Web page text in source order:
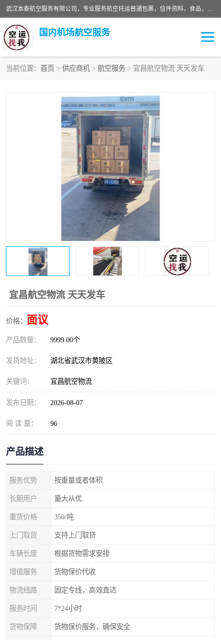
武汉本泰航空服务有限公司，专业服务航空托运普通包裹，信件资料，食品，服装，快消品等运输的专线空运，完善的网络服务确保为客户提供准确、*、安全的“门对门”服务，本着“诚信为本、精诚合作”的服务宗旨.“以安全运输为保障，以运价合理要求市场”的经营理念。武汉机场货运、武汉航空物流、武汉空运、武汉天河国际机场东方、南方、国际航空、机场空运业务覆盖国内二三线机场城市，如：武汉-敦煌、武汉-柳州等
国内机场航空服务
当前位置： 首页 > 供应商机 > 航空服务 > 宜昌航空物流 天天发车
宜昌航空物流 天天发车
价格： 面议
产品数量： 9999.00个
发货地址： 湖北省武汉市黄陂区
关键词： 宜昌航空物流
发布日期： 2026-08-07
阅 读 量： 96
产品描述
服务优势 按重量或者体积
长期用户 量大从优
重货价格 350/吨
上门取货 支持上门取贷
车辆长度 根据货物需求安排
增值服务 货物保价代收
物流线路 固定专线，高效直达
服务时间 7*24小时
货物保障 货物保价服务，确保安全